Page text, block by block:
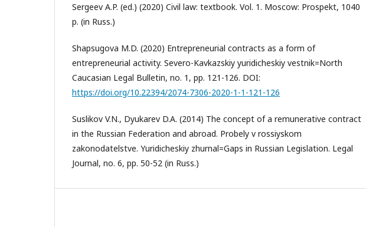
Sergeev A.P. (ed.) (2020) Civil law: textbook. Vol. 1. Moscow: Prospekt, 1040
p. (in Russ.)
Shapsugova M.D. (2020) Entrepreneurial contracts as a form of
entrepreneurial activity. Severo-Kavkazskiy yuridicheskiy vestnik=North
Caucasian Legal Bulletin, no. 1, pp. 121-126. DOI:
https://doi.org/10.22394/2074-7306-2020-1-1-121-126
Suslikov V.N., Dyukarev D.A. (2014) The concept of a remunerative contract
in the Russian Federation and abroad. Probely v rossiyskom
zakonodatelstve. Yuridicheskiy zhurnal=Gaps in Russian Legislation. Legal
Journal, no. 6, pp. 50-52 (in Russ.)